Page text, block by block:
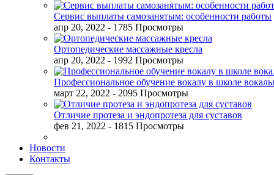
Сервис выплаты самозанятым: особенности работы
апр 20, 2022 - 1785 Просмотры
Ортопедические массажные кресла
апр 20, 2022 - 1992 Просмотры
Профессиональное обучение вокалу в школе
март 22, 2022 - 2095 Просмотры
Отличие протеза и эндопротеза для суставов
фев 21, 2022 - 1815 Просмотры
Новости
Контакты